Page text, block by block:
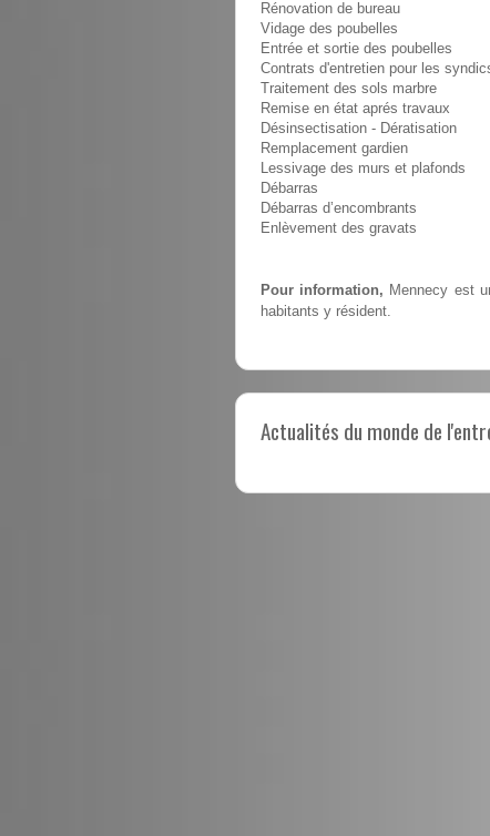
Rénovation de bureau
Vidage des poubelles
Entrée et sortie des poubelles
Contrats d'entretien pour les
Traitement des sols marbre
Remise en état aprés travaux
Désinsectisation - Dératisation
Remplacement gardien
Lessivage des murs et plafonds
Débarras
Débarras d’encombrants
Enlèvement des gravats
Pour information, Mennecy est
habitants y résident.
Actualités du monde de